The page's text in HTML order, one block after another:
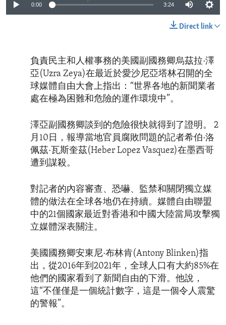
0:00 3:24
Direct link
負責民主和人權事務的美國副國務卿烏茲拉·澤
亞(Uzra Zeya)在最近於愛沙尼亞塔林召開的全
球媒體自由大會上指出：“世界各地的新聞業者
處在極為困難和危險的運作環境中”。
澤亞副國務卿談到的危險很快就得到了證明。 2
月10日，報導當地官員腐敗問題的記者希伯·洛
佩茲·瓦斯奎茲(Heber Lopez Vasquez)在墨西哥
遭到謀殺。
對記者的內容審查、恐嚇、監禁和關閉獨立媒
體的做法在全球各地仍在持續。媒體自由聯盟
中的21個國家最近對香港和中國大陸當局攻擊獨
立媒體深表關注。
美國國務卿安東尼·布林肯(Antony Blinken)指
出，從2016年到2021年，全球人口有大約85%在
他們的國家看到了新聞自由的下滑。他說，
這“不僅僅是一個統計數字，這是一個令人震驚
的警報”。